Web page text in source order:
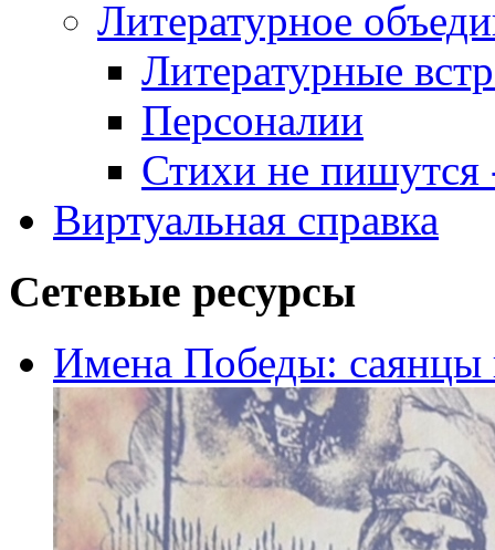
Литературное
Литературные
Персоналии
Стихи не пишутся
Виртуальная справка
Сетевые ресурсы
Имена Победы: саянцы